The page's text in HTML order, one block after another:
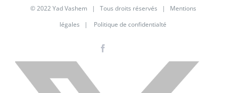
© 2022 Yad Vashem | Tous droits réservés | Mentions
légales | Politique de confidentialté
X